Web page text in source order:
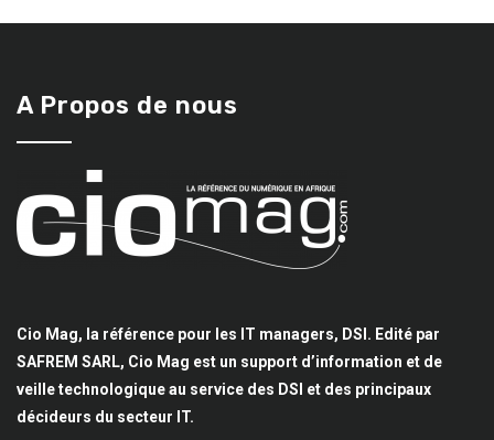
A Propos de nous
Cio Mag, la référence pour les IT managers, DSI. Edité par
SAFREM SARL, Cio Mag est un support d’information et de
veille technologique au service des DSI et des principaux
décideurs du secteur IT.